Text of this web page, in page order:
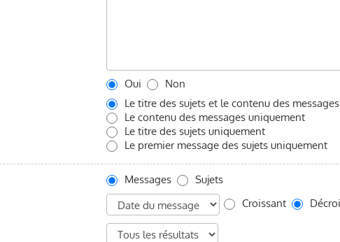
Oui
Non
Le titre des sujets et le contenu des messages
Le contenu des messages uniquement
Le titre des sujets uniquement
Le premier message des sujets uniquement
Messages
Sujets
Croissant